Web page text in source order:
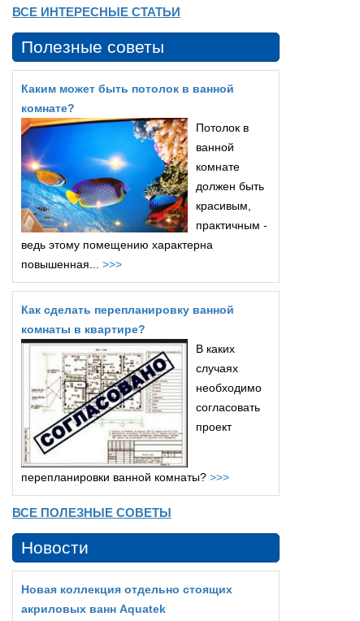
ВСЕ ИНТЕРЕСНЫЕ СТАТЬИ
Полезные советы
Каким может быть потолок в ванной
комнате?
Потолок в
ванной
комнате
должен быть
красивым,
практичным -
ведь этому помещению характерна
повышенная... >>>
Как сделать перепланировку ванной
комнаты в квартире?
В каких
случаях
необходимо
согласовать
проект
перепланировки ванной комнаты? >>>
ВСЕ ПОЛЕЗНЫЕ СОВЕТЫ
Новости
Новая коллекция отдельно стоящих
акриловых ванн Aquatek